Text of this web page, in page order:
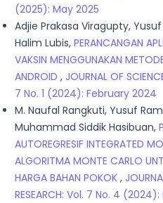
(2025): May 2025
Adjie Prakasa Viragupty,
Halim Lubis, PERANCANGAN
VAKSIN MENGGUNAKAN
ANDROID , JOURNAL OF
7 No. 1 (2024): February 2024
M. Naufal Rangkuti, Yusuf
Muhammad Siddik Hasibuan,
AUTOREGRESIF INTEGRATED
ALGORITMA MONTE CARLO
HARGA BAHAN POKOK ,
RESEARCH: Vol. 7 No. 4